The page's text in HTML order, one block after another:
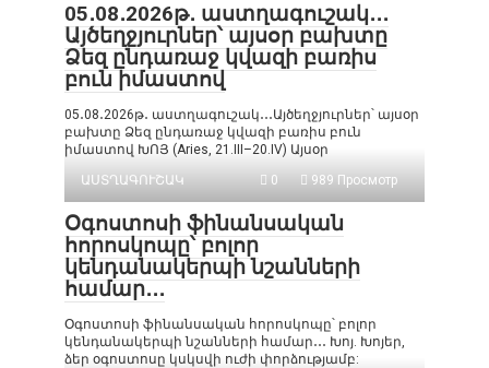
05․08․2026թ․ աստղագուշակ․․․
Այծեղջյուրներ՝ այսօր բախտը
Ձեզ ընդառաջ կվազի բառիս
բուն իմաստով
05․08․2026թ․ աստղագուշակ․․․Այծեղջյուրներ՝ այսօր
բախտը Ձեզ ընդառաջ կվազի բառիս բուն
իմաստով ԽՈՅ (Aries, 21.III–20.IV) Այսօր
ԱՍՏՂԱԳՈՒՇԱԿ
0 989 Просмотр
Օգոստոսի ֆինանսական
հորոսկոպը՝ բոլոր
կենդանակերպի նշանների
համար․․․
Օգոստոսի ֆինանսական հորոսկոպը՝ բոլոր
կենդանակերպի նշանների համար․․․ Խոյ. Խոյեր,
ձեր օգոստոսը կսկսվի ուժի փորձությամբ: